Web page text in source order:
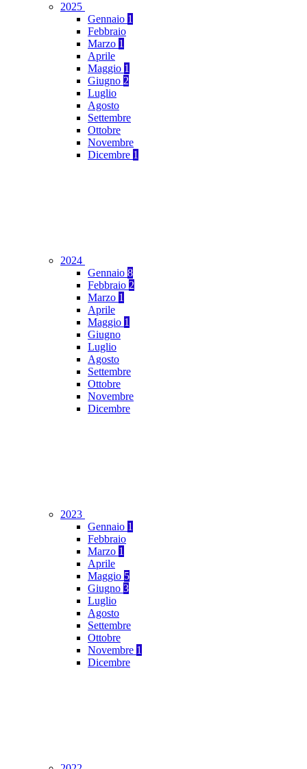
2025
Gennaio 1
Febbraio
Marzo 1
Aprile
Maggio 1
Giugno 2
Luglio
Agosto
Settembre
Ottobre
Novembre
Dicembre 1
2024
Gennaio 8
Febbraio 2
Marzo 1
Aprile
Maggio 1
Giugno
Luglio
Agosto
Settembre
Ottobre
Novembre
Dicembre
2023
Gennaio 1
Febbraio
Marzo 1
Aprile
Maggio 5
Giugno 3
Luglio
Agosto
Settembre
Ottobre
Novembre 1
Dicembre